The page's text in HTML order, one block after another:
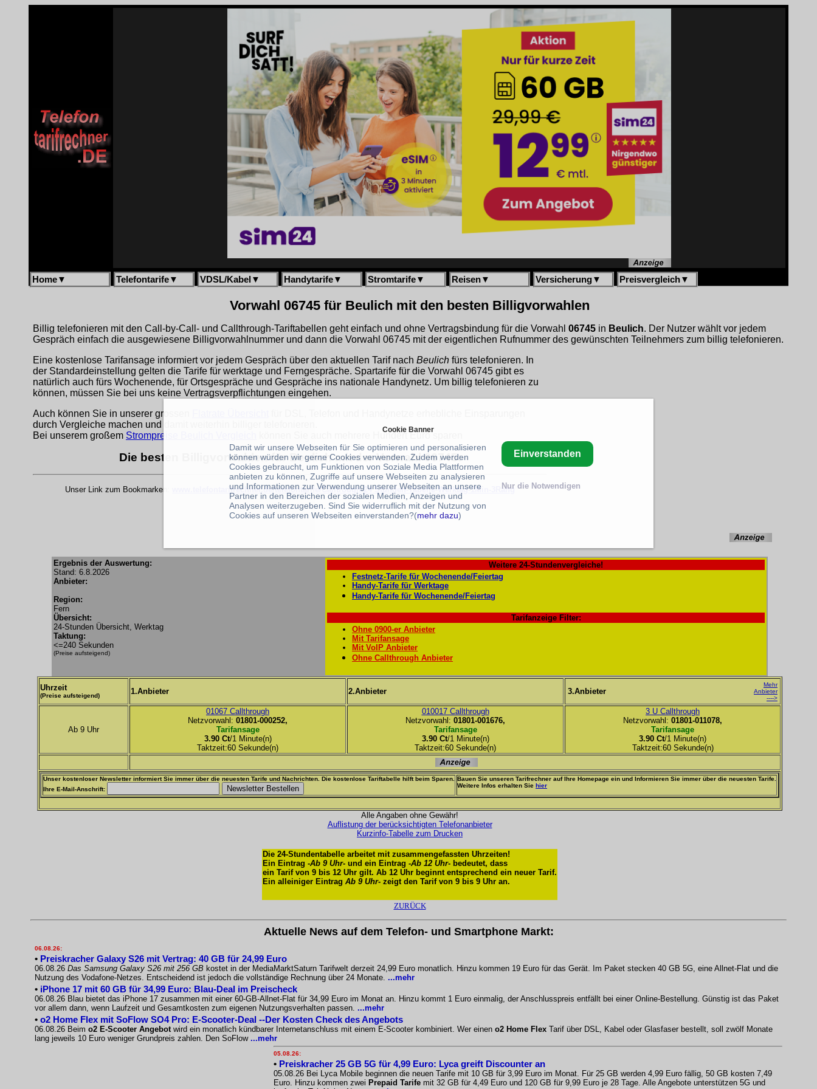
Home▼ Telefontarife▼ VDSL/Kabel ▼ Handytarife▼ Stromtarife▼ Reisen▼ Versicherung▼ Preisvergleich▼
Vorwahl 06745 für Beulich mit den besten Billigvorwahlen
Billig telefonieren mit den Call-by-Call- und Callthrough-Tariftabellen geht einfach und ohne Vertragsbindung für die Vorwahl 06745 in Beulich. Der Nutzer wählt vor jedem
Gespräch einfach die ausgewiesene Billigvorwahlnummer und dann die Vorwahl 06745 mit der eigentlichen Rufnummer des gewünschten Teilnehmers zum billig telefonieren.
Eine kostenlose Tarifansage informiert vor jedem Gespräch über den aktuellen Tarif nach Beulich fürs telefonieren. In
der Standardeinstellung gelten die Tarife für werktage und Ferngespräche. Spartarife für die Vorwahl 06745 gibt es
natürlich auch fürs Wochenende, für Ortsgespräche und Gespräche ins nationale Handynetz. Um billig telefonieren zu
können, müssen Sie bei uns keine Vertragsverpflichtungen eingehen.
Auch können Sie in unserer grossen
durch Vergleiche machen und damit weiterhin billiger telefonieren.
Bei unserem großem Strompreise Beulich Vergleich können Sie auch mehrere Hundert Euro sparen
Die besten Billigvorwahlen für Beulich mit der Vorwahl 06745:
Unser Link zum Bookmarken: www.telefontarifrechner.de/telefontarife/Calltrough-24 Stunden-Tabelle-Werktag-1Min-3Rang
Ergebnis der Auswertung:
Stand: 6.8.2026
Anbieter:
Region:
Fern
Übersicht:
24-Stunden Übersicht, Werktag
Taktung:
<=240 Sekunden
(Preise aufsteigend)
Weitere 24-Stundenvergleiche!
Festnetz-Tarife für Wochenende/Feiertag
Handy-Tarife für Werktage
Handy-Tarife für Wochenende/Feiertag
Tarifanzeige Filter:
Ohne 0900-er Anbieter
Mit Tarifansage
Mit VoIP Anbieter
Ohne Callthrough Anbieter
Uhrzeit
(Preise aufsteigend) 1.Anbieter 2.Anbieter 3.Anbieter
Mehr
Anbieter
---->
Ab 9 Uhr
01067 Callthrough
Netzvorwahl: 01801-000252,
Tarifansage
3.90 Ct/1 Minute(n)
Taktzeit:60 Sekunde(n)
010017 Callthrough
Netzvorwahl: 01801-001676,
Tarifansage
3.90 Ct/1 Minute(n)
Taktzeit:60 Sekunde(n)
3 U Callthrough
Netzvorwahl: 01801-011078,
Tarifansage
3.90 Ct/1 Minute(n)
Taktzeit:60 Sekunde(n)
Unser kostenloser Newsletter informiert Sie immer über die neuesten Tarife und Nachrichten. Die kostenlose Tariftabelle hilft beim Sparen.
Ihre E-Mail-Anschrift:
Bauen Sie unseren Tarifrechner auf Ihre Homepage ein und Informieren Sie immer über die neuesten Tarife.
Weitere Infos erhalten Sie hier
Alle Angaben ohne Gewähr!
Auflistung der berücksichtigten Telefonanbieter
Kurzinfo-Tabelle zum Drucken
Die 24-Stundentabelle arbeitet mit zusammengefassten Uhrzeiten!
Ein Eintrag -Ab 9 Uhr- und ein Eintrag -Ab 12 Uhr- bedeutet, dass
ein Tarif von 9 bis 12 Uhr gilt. Ab 12 Uhr beginnt entsprechend ein neuer Tarif.
Ein alleiniger Eintrag Ab 9 Uhr- zeigt den Tarif von 9 bis 9 Uhr an.
ZURÜCK
Aktuelle News auf dem Telefon- und Smartphone Markt:
06.08.26:
• Preiskracher Galaxy S26 mit Vertrag: 40 GB für 24,99 Euro
06.08.26 Das Samsung Galaxy S26 mit 256 GB kostet in der MediaMarktSaturn Tarifwelt derzeit 24,99 Euro monatlich. Hinzu kommen 19 Euro für das Gerät. Im Paket stecken 40 GB 5G, eine Allnet-Flat und die
Nutzung des Vodafone-Netzes. Entscheidend ist jedoch die vollständige Rechnung über 24 Monate. ...mehr
• iPhone 17 mit 60 GB für 34,99 Euro: Blau-Deal im Preischeck
06.08.26 Blau bietet das iPhone 17 zusammen mit einer 60-GB-Allnet-Flat für 34,99 Euro im Monat an. Hinzu kommt 1 Euro einmalig, der Anschlusspreis entfällt bei einer Online-Bestellung. Günstig ist das Paket
vor allem dann, wenn Laufzeit und Gesamtkosten zum eigenen Nutzungsverhalten passen. ...mehr
• o2 Home Flex mit SoFlow SO4 Pro: E-Scooter-Deal --Der Kosten Check des Angebots
06.08.26 Beim o2 E-Scooter Angebotwird ein monatlich kündbarer Internetanschluss mit einem E-Scooter kombiniert. Wer einen o2 Home Flex Tarif über DSL, Kabel oder Glasfaser bestellt, soll zwölf Monate
lang jeweils 10 Euro weniger Grundpreis zahlen. Den SoFlow ...mehr
05.08.26:
• Preiskracher 25 GB 5G für 4,99 Euro: Lyca greift Discounter an
05.08.26 Bei Lyca Mobile beginnen die neuen Tarife mit 10 GB für 3,99 Euro im Monat. Für 25 GB werden 4,99 Euro fällig, 50 GB kosten 7,49
Euro. Hinzu kommen zwei Prepaid Tarife mit 32 GB für 4,49 Euro und 120 GB für 9,99 Euro je 28 Tage. Alle Angebote unterstützen 5G und
Cookie Banner
Damit wir unsere Webseiten für Sie optimieren und personalisieren
können würden wir gerne Cookies verwenden. Zudem werden
Cookies gebraucht, um Funktionen von Soziale Media Plattformen
anbieten zu können, Zugriffe auf unsere Webseiten zu analysieren
und Informationen zur Verwendung unserer Webseiten an unsere
Partner in den Bereichen der sozialen Medien, Anzeigen und
Analysen weiterzugeben. Sind Sie widerruflich mit der Nutzung von
Cookies auf unseren Webseiten einverstanden?(mehr dazu)
Einverstanden
Nur die Notwendigen